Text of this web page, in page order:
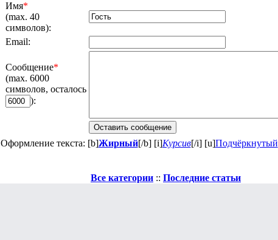
Имя*
(max. 40
символов):
Email:
Сообщение*
(max. 6000
символов, осталось
):
Оформление текста: [b]Жирный[/b] [i]Курсив[/i] [u]Подчёркнутый
Все категории :: Последние статьи